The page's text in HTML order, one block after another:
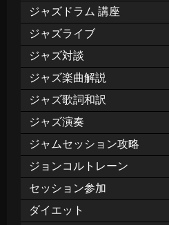
ジャズドラム 講座
ジャズライブ
ジャズ対談
ジャズ楽曲解説
ジャズ歌詞和訳
ジャズ演奏
ジャムセッション攻略
ジョンコルトレーン
セッション参加
ダイエット